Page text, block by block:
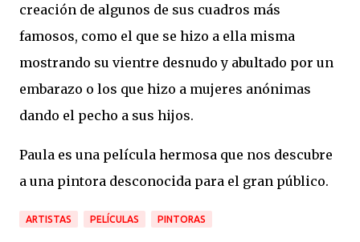
creación de algunos de sus cuadros más
famosos, como el que se hizo a ella misma
mostrando su vientre desnudo y abultado por un
embarazo o los que hizo a mujeres anónimas
dando el pecho a sus hijos.
Paula es una película hermosa que nos descubre
a una pintora desconocida para el gran público.
ARTISTAS PELÍCULAS PINTORAS